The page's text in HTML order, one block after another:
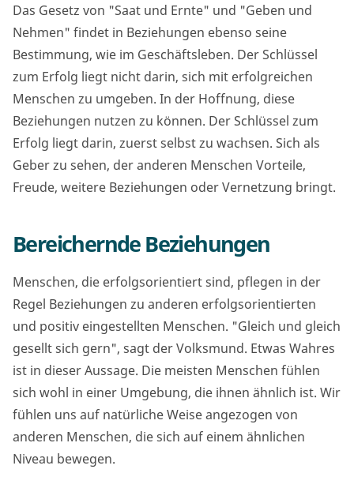
Das Gesetz von "Saat und Ernte" und "Geben und
Nehmen" findet in Beziehungen ebenso seine
Bestimmung, wie im Geschäftsleben. Der Schlüssel
zum Erfolg liegt nicht darin, sich mit erfolgreichen
Menschen zu umgeben. In der Hoffnung, diese
Beziehungen nutzen zu können. Der Schlüssel zum
Erfolg liegt darin, zuerst selbst zu wachsen. Sich als
Geber zu sehen, der anderen Menschen Vorteile,
Freude, weitere Beziehungen oder Vernetzung bringt.
Bereichernde Beziehungen
Menschen, die erfolgsorientiert sind, pflegen in der
Regel Beziehungen zu anderen erfolgsorientierten
und positiv eingestellten Menschen. "Gleich und gleich
gesellt sich gern", sagt der Volksmund. Etwas Wahres
ist in dieser Aussage. Die meisten Menschen fühlen
sich wohl in einer Umgebung, die ihnen ähnlich ist. Wir
fühlen uns auf natürliche Weise angezogen von
anderen Menschen, die sich auf einem ähnlichen
Niveau bewegen.